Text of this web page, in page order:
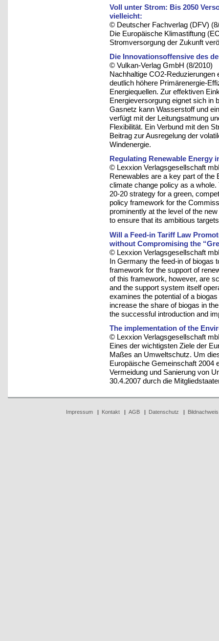
Voll unter Strom: Bis 2050
vielleicht:
© Deutscher Fachverlag (DFV)
Die Europäische Klimastiftung
Stromversorgung der Zukunft
Die Innovationsoffensive des
© Vulkan-Verlag GmbH (8/2010)
Nachhaltige CO2-Reduzierungen
deutlich höhere Primärenergie-
Energiequellen. Zur effektiven
Energieversorgung eignet sich in
Gasnetz kann Wasserstoff und
verfügt mit der Leitungsatmung
Flexibilität. Ein Verbund mit den
Beitrag zur Ausregelung der
Windenergie.
Regulating Renewable Energy
© Lexxion Verlagsgesellschaft
Renewables are a key part of the
climate change policy as a
20-20 strategy for a green,
policy framework for the
prominently at the level of the
to ensure that its ambitious
Will a Feed-in Tariff Law
without Compromising the
© Lexxion Verlagsgesellschaft
In Germany the feed-in of biogas
framework for the support of
of this framework, however, are
and the support system itself
examines the potential of a
increase the share of biogas in
the successful introduction and
The implementation of the
© Lexxion Verlagsgesellschaft
Eines der wichtigsten Ziele der
Maßes an Umweltschutz. Um
Europäische Gemeinschaft 2004
Vermeidung und Sanierung von
30.4.2007 durch die
Impressum| Kontakt| AGB| Datenschutz Bildnachweis